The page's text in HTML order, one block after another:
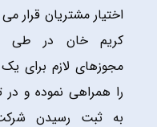
اختیار مشتریان
کریم خان در طی
مجوزهای لازم برای
را همراهی نموده و
به ثبت رسیدن